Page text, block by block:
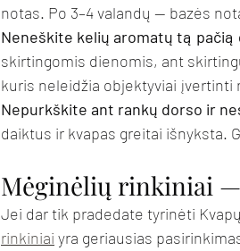
notas. Po 3–4 valandų — bazės
Neneškite kelių aromatų tą pačią
skirtingomis dienomis, ant
kuris neleidžia objektyviai įvertinti
Nepurkškite ant rankų dorso ir
daiktus ir kvapas greitai išnyksta.
Mėginėlių rinkiniai
Jei dar tik pradedate tyrinėti
rinkiniai yra geriausias